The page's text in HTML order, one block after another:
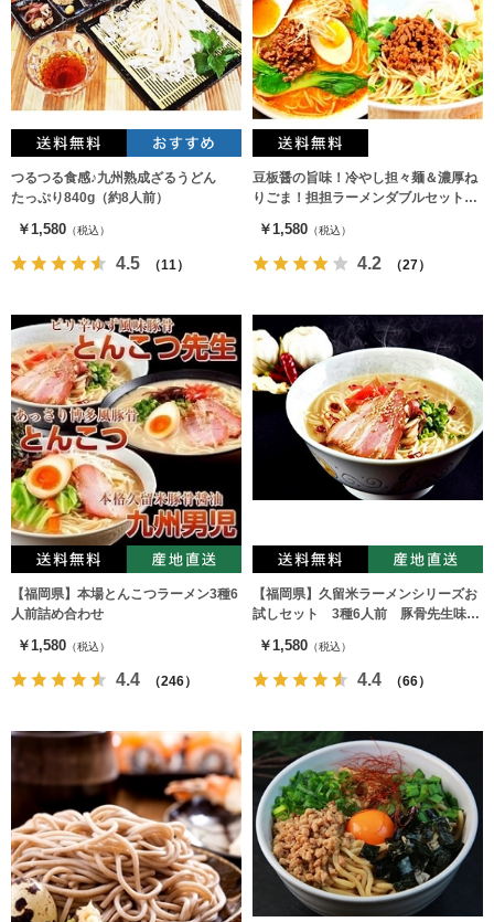
つるつる食感♪九州熟成ざるうどん
たっぷり840g（約8人前）
￥1,580 （税込）
4.5 （11）
豆板醤の旨味！冷やし担々麺＆濃厚ね
りごま！担担ラーメンダブルセット
￥1,580 （税込）
4.2 （27）
【福岡県】本場とんこつラーメン3種6
人前詰め合わせ
￥1,580 （税込）
4.4 （246）
【福岡県】久留米ラーメンシリーズお
試しセット 3種6人前 豚骨先生味、
￥1,580 （税込）
4.4 （66）